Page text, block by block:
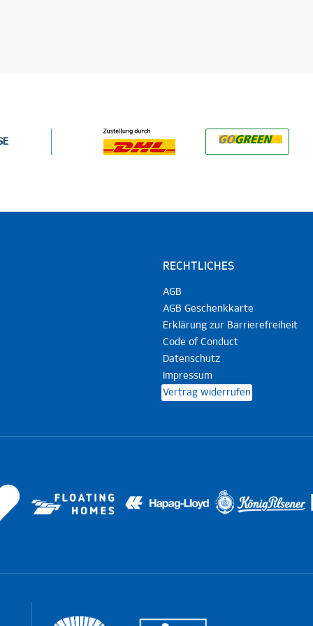
RECHTLICHES
AGB
AGB Geschenkkarte
Erklärung zur Barrierefreiheit
Code of Conduct
Datenschutz
Impressum
Vertrag widerrufen